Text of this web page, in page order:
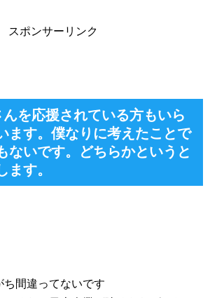
スポンサーリンク
を応援されている方もいら
ます。僕なりに考えたことで
いです。どちらかというと
ます。
間違ってないです